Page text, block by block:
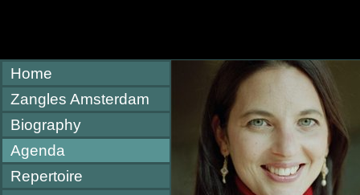
Home
Zangles Amsterdam
Biography
Agenda
Repertoire